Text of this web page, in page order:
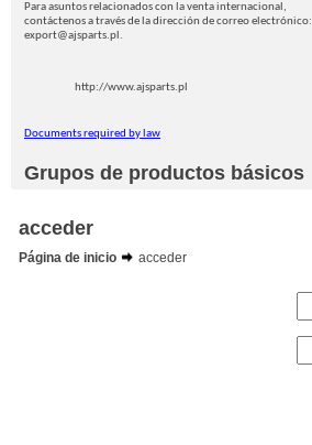
Para asuntos relacionados con la venta internacional,
contáctenos a través de la dirección de correo electrónico:
export@ajsparts.pl.
http://www.ajsparts.pl
Documents required by law
Grupos de productos básicos
acceder
Página de inicio
acceder